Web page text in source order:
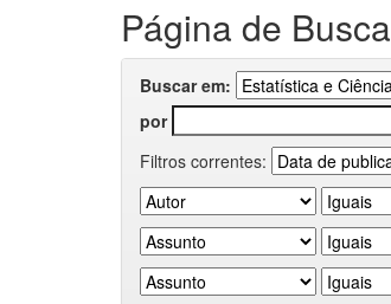
Página de Busca
Buscar em:
por
Filtros correntes: